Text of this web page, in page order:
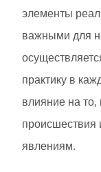
элементы
важными для
практику в
влияние на
происшествия
явлениям.